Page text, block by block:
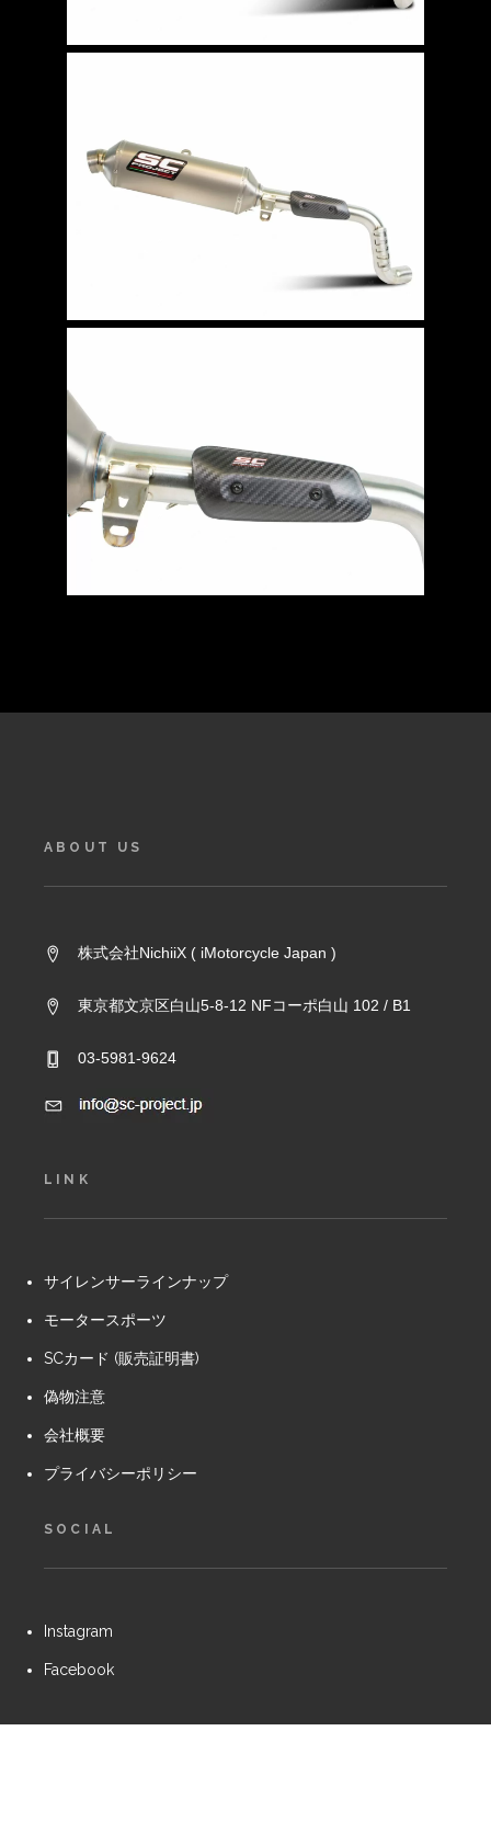
ABOUT US
株式会社NichiiX ( iMotorcycle Japan )
東京都文京区白山5-8-12 NFコーポ白山 102 / B1
03-5981-9624
LINK
サイレンサーラインナップ
モータースポーツ
SCカード (販売証明書)
偽物注意
会社概要
プライバシーポリシー
SOCIAL
Instagram
Facebook